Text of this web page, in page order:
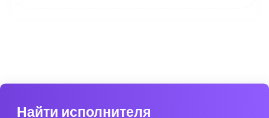
Найти исполнителя